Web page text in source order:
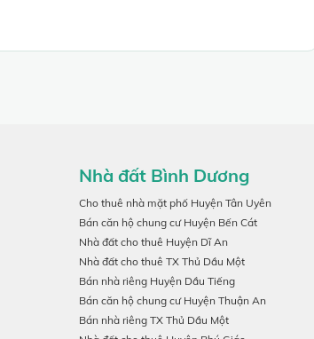
Nhà đất Bình Dương
Cho thuê nhà mặt phố Huyện Tân Uyên
Bán căn hộ chung cư Huyện Bến Cát
Nhà đất cho thuê Huyện Dĩ An
Nhà đất cho thuê TX Thủ Dầu Một
Bán nhà riêng Huyện Dầu Tiếng
Bán căn hộ chung cư Huyện Thuận An
Bán nhà riêng TX Thủ Dầu Một